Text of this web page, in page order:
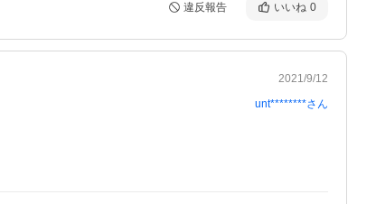
違反報告 いいね 0
2021/9/12
unt********さん